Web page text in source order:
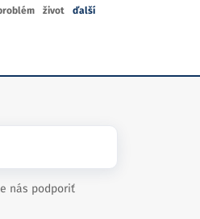
život ďalší
nás podporiť